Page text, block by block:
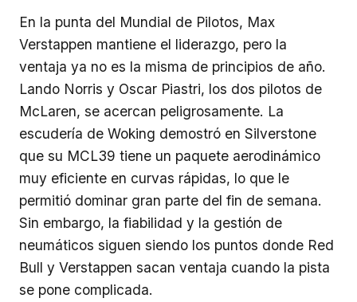
En la punta del Mundial de Pilotos, Max
Verstappen mantiene el liderazgo, pero la
ventaja ya no es la misma de principios de año.
Lando Norris y Oscar Piastri, los dos pilotos de
McLaren, se acercan peligrosamente. La
escudería de Woking demostró en Silverstone
que su MCL39 tiene un paquete aerodinámico
muy eficiente en curvas rápidas, lo que le
permitió dominar gran parte del fin de semana.
Sin embargo, la fiabilidad y la gestión de
neumáticos siguen siendo los puntos donde Red
Bull y Verstappen sacan ventaja cuando la pista
se pone complicada.